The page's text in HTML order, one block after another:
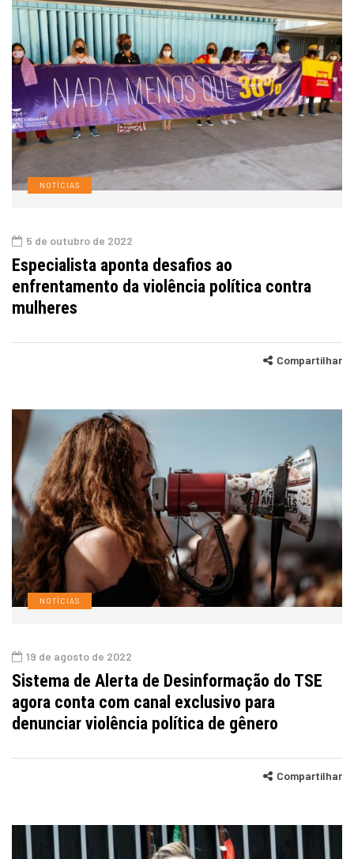
NOTÍCIAS
5 de outubro de 2022
Especialista aponta desafios ao
enfrentamento da violência política contra
mulheres
Compartilhar
NOTÍCIAS
19 de agosto de 2022
Sistema de Alerta de Desinformação do TSE
agora conta com canal exclusivo para
denunciar violência política de gênero
Compartilhar